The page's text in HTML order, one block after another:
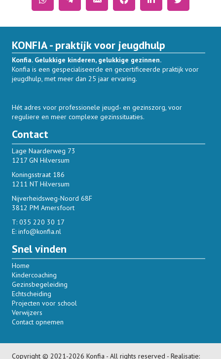
KONFIA - praktijk voor jeugdhulp
Konfia. Gelukkige kinderen, gelukkige gezinnen.
Konfia is een gespecialiseerde en gecertificeerde praktijk voor
jeugdhulp, met meer dan 25 jaar ervaring.
Hét adres voor professionele jeugd- en gezinszorg, voor
reguliere en meer complexe gezinssituaties.
Contact
Lage Naarderweg 73
1217 GN Hilversum
Koningsstraat 186
1211 NT Hilversum
Nijverheidsweg-Noord 68F
3812 PM Amersfoort
T: 035 220 30 17
E: info@konfia.nl
Snel vinden
Home
Kindercoaching
Gezinsbegeleiding
Echtscheiding
Projecten voor school
Verwijzers
Contact opnemen
Copyright © 2021-2026 Konfia - All rights reserved - Realisatie: